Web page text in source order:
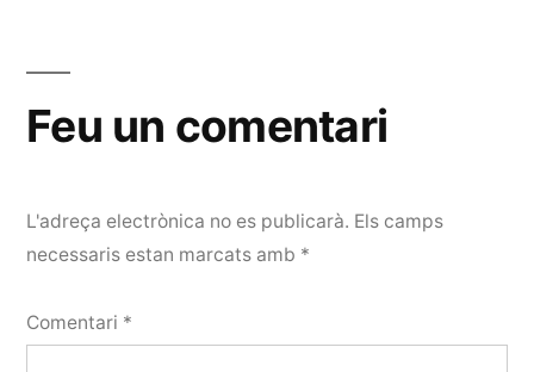
Feu un comentari
L'adreça electrònica no es publicarà. Els camps
necessaris estan marcats amb *
Comentari *